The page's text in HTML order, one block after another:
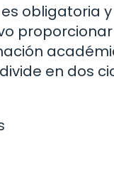
obligatoria
en dos